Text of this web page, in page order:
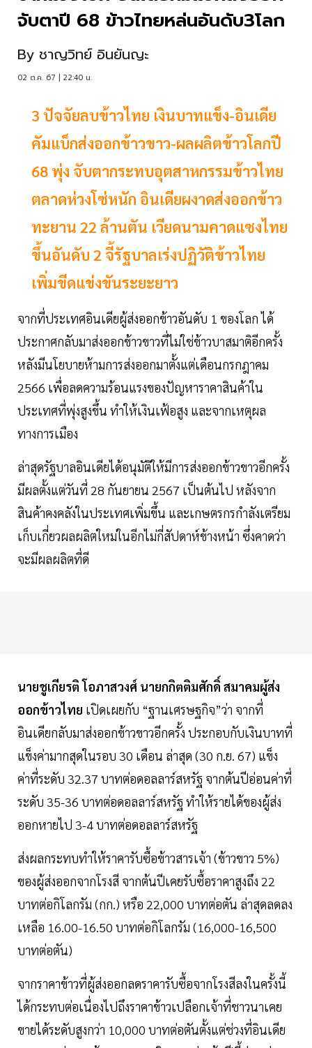
จับตาปี 68 ข้าวไทยหล่นอันดับ3โลก
By ชาญวิทย์ อินยันญะ
02 ต.ค. 67 | 22:40 น.
3 ปัจจัยลบข้าวไทย เงินบาทแข็ง-อินเดีย
คัมแบ็กส่งออกข้าวขาว-ผลผลิตข้าวโลกปี
68 พุ่ง จับตากระทบอุตสาหกรรมข้าวไทย
ตลาดห่วงโซ่หนัก อินเดียผงาดส่งออกข้าว
ทะยาน 22 ล้านตัน เวียดนามคาดแซงไทย
ขึ้นอันดับ 2 จี้รัฐบาลเร่งปฏิวัติข้าวไทย
เพิ่มขีดแข่งขันระยะยาว
จากที่ประเทศอินเดียผู้ส่งออกข้าวอันดับ 1 ของโลก ได้
ประกาศกลับมาส่งออกข้าวขาวที่ไม่ใช่ข้าวบาสมาติอีกครั้ง
หลังมีนโยบายห้ามการส่งออกมาตั้งแต่เดือนกรกฎาคม
2566 เพื่อลดความร้อนแรงของปัญหาราคาสินค้าใน
ประเทศที่พุ่งสูงขึ้น ทำให้เงินเฟ้อสูง และจากเหตุผล
ทางการเมือง
ล่าสุดรัฐบาลอินเดียได้อนุมัติให้มีการส่งออกข้าวขาวอีกครั้ง
มีผลตั้งแต่วันที่ 28 กันยายน 2567 เป็นต้นไป หลังจาก
สินค้าคงคลังในประเทศเพิ่มขึ้น และเกษตรกรกำลังเตรียม
เก็บเกี่ยวผลผลิตใหม่ในอีกไม่กี่สัปดาห์ข้างหน้า ซึ่งคาดว่า
จะมีผลผลิตที่ดี
นายชูเกียรติ โอภาสวงศ์ นายกกิตติมศักดิ์ สมาคมผู้ส่ง
ออกข้าวไทย เปิดเผยกับ “ฐานเศรษฐกิจ”ว่า จากที่
อินเดียกลับมาส่งออกข้าวขาวอีกครั้ง ประกอบกับเงินบาทที่
แข็งค่ามากสุดในรอบ 30 เดือน ล่าสุด (30 ก.ย. 67) แข็ง
ค่าที่ระดับ 32.37 บาทต่อดอลลาร์สหรัฐ จากต้นปีอ่อนค่าที่
ระดับ 35-36 บาทต่อดอลลาร์สหรัฐ ทำให้รายได้ของผู้ส่ง
ออกหายไป 3-4 บาทต่อดอลลาร์สหรัฐ
ส่งผลกระทบทำให้ราคารับซื้อข้าวสารเจ้า (ข้าวขาว 5%)
ของผู้ส่งออกจากโรงสี จากต้นปีเคยรับซื้อราคาสูงถึง 22
บาทต่อกิโลกรัม (กก.) หรือ 22,000 บาทต่อตัน ล่าสุดลดลง
เหลือ 16.00-16.50 บาทต่อกิโลกรัม (16,000-16,500
บาทต่อตัน)
จากราคาข้าวที่ผู้ส่งออกลดราคารับซื้อจากโรงสีลงในครั้งนี้
ได้กระทบต่อเนื่องไปถึงราคาข้าวเปลือกเจ้าที่ชาวนาเคย
ขายได้ระดับสูงกว่า 10,000 บาทต่อตันตั้งแต่ช่วงที่อินเดีย